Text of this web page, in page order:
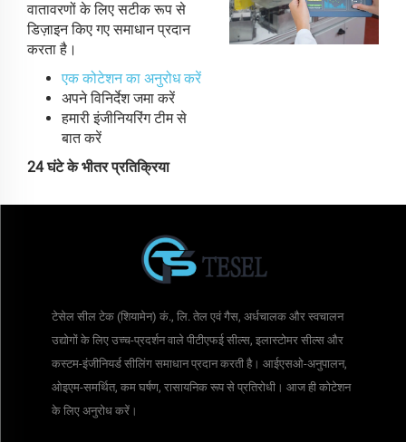
वातावरणों के लिए सटीक रूप से
डिज़ाइन किए गए समाधान प्रदान
करता है।
एक कोटेशन का अनुरोध करें
अपने विनिर्देश जमा करें
हमारी इंजीनियरिंग टीम से
बात करें
24 घंटे के भीतर प्रतिक्रिया
टेसेल सील टेक (शियामेन) कं., लि. तेल एवं गैस, अर्धचालक और स्वचालन
उद्योगों के लिए उच्च-प्रदर्शन वाले पीटीएफई सील्स, इलास्टोमर सील्स और
कस्टम-इंजीनियर्ड सीलिंग समाधान प्रदान करती है। आईएसओ-अनुपालन,
ओइएम-समर्थित, कम घर्षण, रासायनिक रूप से प्रतिरोधी। आज ही कोटेशन
के लिए अनुरोध करें।